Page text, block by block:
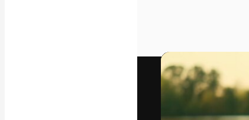
Видео
Видеоролик
Моушн-дизайн
Видеошаблоны
Иконки
Шрифты